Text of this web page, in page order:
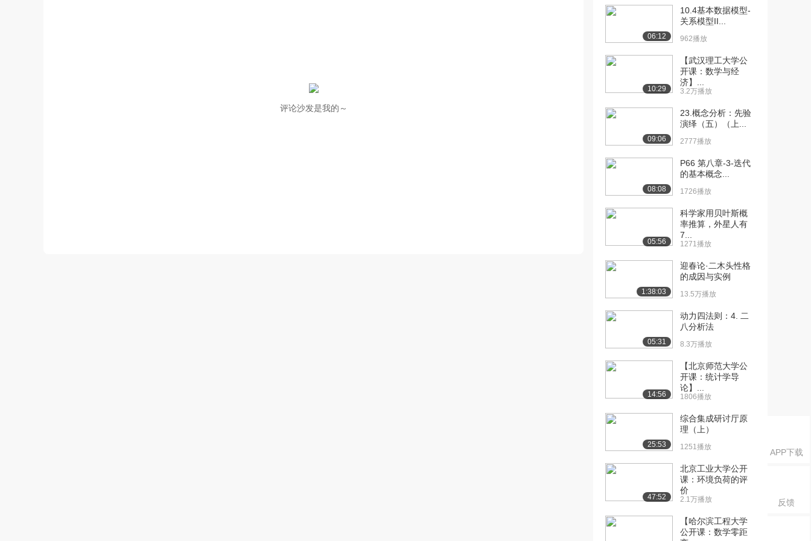
APP下载
反馈
评论沙发是我的～
[10] 经济生活的交互作用
1.1万播放
[11] 经济生活的交互作用
1815播放
11:28
[12] 经济生活的交互作用
11:25
[13] 中签概率与公平问题
11:11
[14] 中签概率与公平问题
11:12
[15] 中签概率与公平问题
11:08
[16] 统计推断与风险评估
（上）
（中）
（下）
06:12
10.4基本数据模型-
关系模型II...
962播放
10:29
【武汉理工大学公
开课：数学与经
济】...
3.2万播放
09:06
23.概念分析：先验
演绎（五）（上...
2777播放
08:08
P66 第八章-3-迭代
的基本概念...
1726播放
05:56
科学家用贝叶斯概
率推算，外星人有
7...
1271播放
1:38:03
迎春论·二木头性格
的成因与实例
13.5万播放
05:31
动力四法则：4. 二
八分析法
8.3万播放
14:56
【北京师范大学公
开课：统计学导
论】...
1806播放
25:53
综合集成研讨厅原
理（上）
1251播放
47:52
北京工业大学公开
课：环境负荷的评
价
2.1万播放
【哈尔滨工程大学
公开课：数学零距